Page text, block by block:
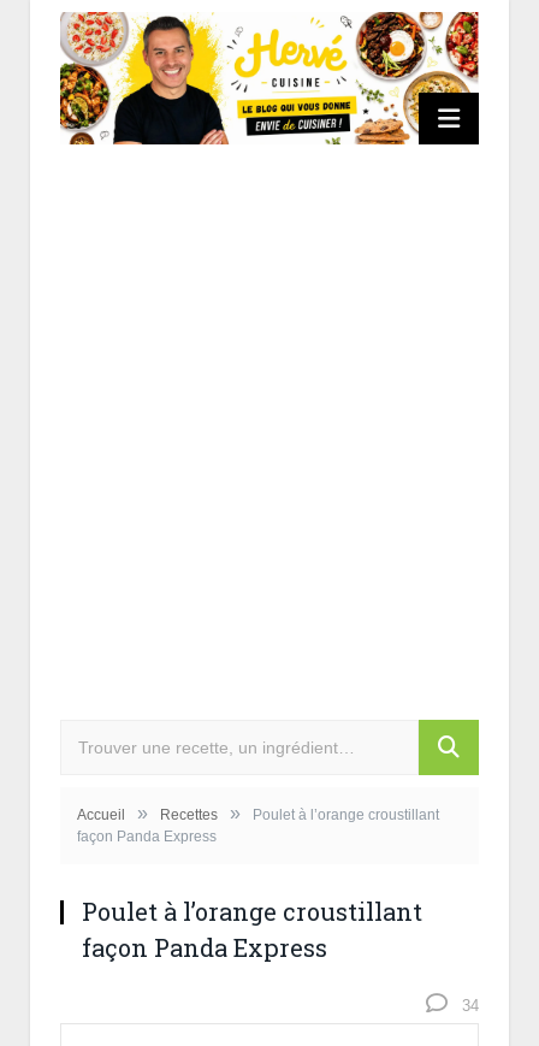
Accueil » Recettes »
Poulet à l’orange croustillant
façon Panda Express
Poulet à l’orange croustillant
façon Panda Express
34